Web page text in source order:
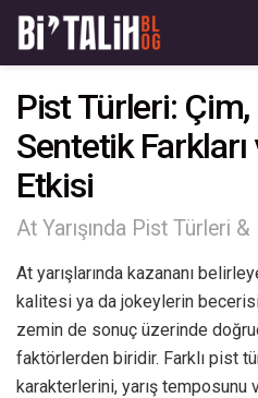
Pist Türleri:
Sentetik Farkları
Etkisi
At Yarışında Pist Türleri &
At yarışlarında kazananı
kalitesi ya da jokeylerin becerisi
zemin de sonuç üzerinde
faktörlerden biridir. Farklı pist
karakterlerini, yarış